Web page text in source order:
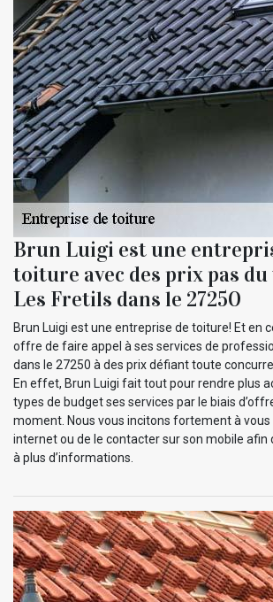
Brun Luigi est une
toiture avec des prix pas
Les Fretils dans le 27250
Brun Luigi est une entreprise de toiture! Et en
offre de faire appel à ses services de
dans le 27250 à des prix défiant toute
En effet, Brun Luigi fait tout pour rendre plus
types de budget ses services par le biais
moment. Nous vous incitons fortement à vous
internet ou de le contacter sur son mobile afin
à plus d’informations.